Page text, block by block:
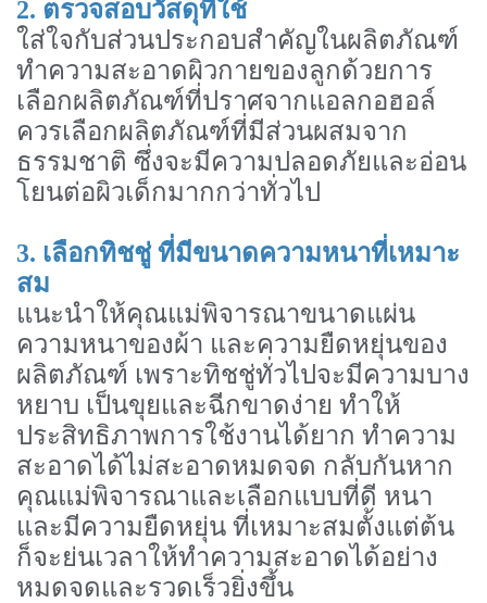
2. ตรวจสอบวัสดุที่ใช้
ใส่ใจกับส่วนประกอบสำคัญในผลิตภัณฑ์
ทำความสะอาดผิวกายของลูกด้วยการ
เลือกผลิตภัณฑ์ที่ปราศจากแอลกอฮอล์
ควรเลือกผลิตภัณฑ์ที่มีส่วนผสมจาก
ธรรมชาติ ซึ่งจะมีความปลอดภัยและอ่อน
โยนต่อผิวเด็กมากกว่าทั่วไป
3. เลือกทิชชู่ ที่มีขนาดความหนาที่เหมาะ
สม
แนะนำให้คุณแม่พิจารณาขนาดแผ่น
ความหนาของผ้า และความยืดหยุ่นของ
ผลิตภัณฑ์ เพราะทิชชู่ทั่วไปจะมีความบาง
หยาบ เป็นขุยและฉีกขาดง่าย ทำให้
ประสิทธิภาพการใช้งานได้ยาก ทำความ
สะอาดได้ไม่สะอาดหมดจด กลับกันหาก
คุณแม่พิจารณาและเลือกแบบที่ดี หนา
และมีความยืดหยุ่น ที่เหมาะสมตั้งแต่ต้น
ก็จะย่นเวลาให้ทำความสะอาดได้อย่าง
หมดจดและรวดเร็วยิ่งขึ้น